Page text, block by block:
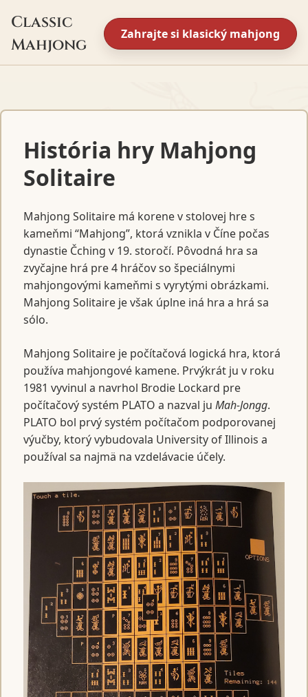
Classic
Mahjong
Zahrajte si klasický mahjong
História hry Mahjong
Solitaire
Mahjong Solitaire má korene v stolovej hre s
kameňmi “Mahjong”, ktorá vznikla v Číne počas
dynastie Čching v 19. storočí. Pôvodná hra sa
zvyčajne hrá pre 4 hráčov so špeciálnymi
mahjongovými kameňmi s vyrytými obrázkami.
Mahjong Solitaire je však úplne iná hra a hrá sa
sólo.
Mahjong Solitaire je počítačová logická hra, ktorá
používa mahjongové kamene. Prvýkrát ju v roku
1981 vyvinul a navrhol Brodie Lockard pre
počítačový systém PLATO a nazval ju Mah-Jongg.
PLATO bol prvý systém počítačom podporovanej
výučby, ktorý vybudovala University of Illinois a
používal sa najmä na vzdelávacie účely.